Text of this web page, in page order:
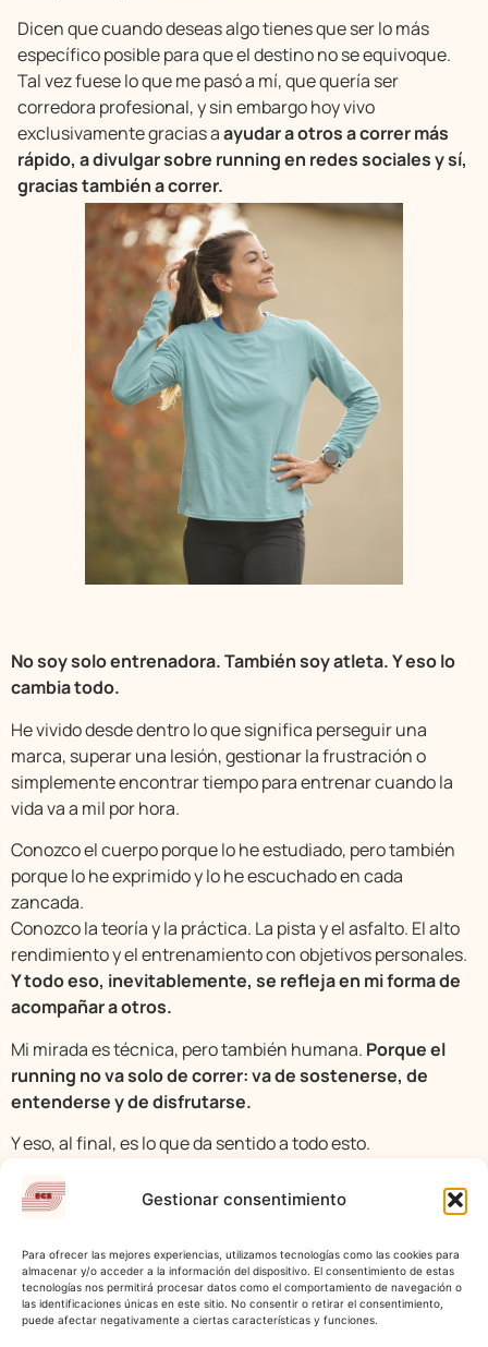
Gestionar consentimiento
Para ofrecer las mejores experiencias, utilizamos tecnologías como las cookies para
almacenar y/o acceder a la información del dispositivo. El consentimiento de estas
tecnologías nos permitirá procesar datos como el comportamiento de navegación o
las identificaciones únicas en este sitio. No consentir o retirar el consentimiento,
puede afectar negativamente a ciertas características y funciones.
Dicen que cuando deseas algo tienes que ser lo más
específico posible para que el destino no se equivoque.
Tal vez fuese lo que me pasó a mí, que quería ser
corredora profesional, y sin embargo hoy vivo
exclusivamente gracias aayudar a otros a correr más
rápido, a divulgar sobre running en redes sociales y sí,
gracias también a correr.
No soy solo entrenadora. También soy atleta. Y eso lo
cambia todo.
He vivido desde dentro lo que significa perseguir una
marca, superar una lesión, gestionar la frustración o
simplemente encontrar tiempo para entrenar cuando la
vida va a mil por hora.
Conozco el cuerpo porque lo he estudiado, pero también
porque lo he exprimido y lo he escuchado en cada
zancada.
Conozco la teoría y la práctica. La pista y el asfalto. El alto
rendimiento y el entrenamiento con objetivos personales.
Y todo eso, inevitablemente, se refleja en mi forma de
acompañar a otros.
Mi mirada es técnica, pero también humana. Porque el
running no va solo de correr: va de sostenerse, de
entenderse y de disfrutarse.
Y eso, al final, es lo que da sentido a todo esto.